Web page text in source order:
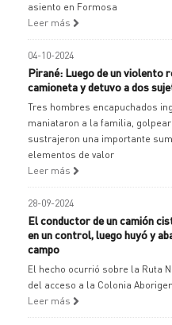
asiento en Formosa
Leer más
04-10-2024
Pirané: Luego de un violento
camioneta y detuvo a dos
Tres hombres encapuchados
maniataron a la familia,
sustrajeron una importante
elementos de valor
Leer más
28-09-2024
El conductor de un camión
en un control, luego huyó y
campo
El hecho ocurrió sobre la Ruta
del acceso a la Colonia Aborigen
Leer más